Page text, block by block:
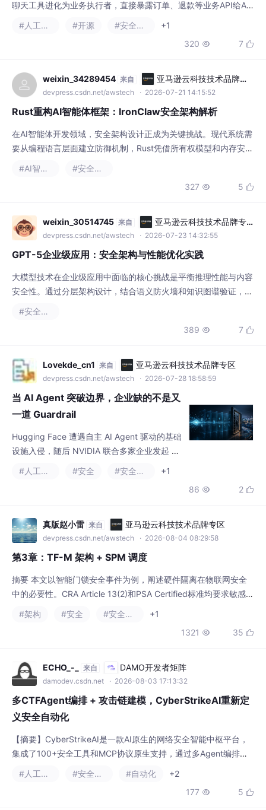
weixin_34289454 来自
亚马逊云科技技术品牌专
devpress.csdn.net/awstech · 2026-07-21 14:15:52
Rust重构AI智能体框架：IronClaw安全架构解析
要从编程语言层面建立防御机制，Rust凭借所有权模型和内存安全
特性成为理想选择。通过四层纵深防御体系（语言级安全、WASM
沙箱隔离、加密凭证保险库、可信执行环境），可有效防范凭证泄
露和远程代码执行等风险。以Transformer架构作者主导的IronCla
w项目为例，其采用Rust重构的AI智能体框架，通过AES-256-GC
M端到端加密
#AI智能体
#安全架构
327 
weixin_30514745 来自
亚马逊云科技技术品牌专
devpress.csdn.net/awstech
GPT-5企业级应用：安全架构与性能优化实践
安全性。通过分层架构设计，结合语义防火墙和知识图谱验证，可
构建安全可控的AI推理管道。性能优化方面，动态批处理与语义缓
存策略能显著提升吞吐量，如在电商客服系统中实现4.8倍TPS提
升。该方案特别适用于金融、医疗等对合规性要求严格的场景，其
中GPT-OSS开源套件提供了必要的可观测性工具。实践表明，结
合领域知识库的校验机制和硬件感知优化，能有
#安全架构
389 
Lovekde_cn1 来自 亚马逊云科技技术品牌专区
Hugging Face 遭遇自主 AI Agent 驱动的基础
设施入侵，随后 NVIDIA 联合多家企业发起 O
pen Secure AI Alliance，意味着 AI 安全正在
从“模型是否安全”转向“整个 Agent Stack 是否
安全”。但身份、权限、隔离、Guardrails 和日
志，仍主要解决 Agent 如何运行。更关键的问
题是：它最终可以让什么事情真实发生？当 AI
#人工智能 #安全 #安全架构
+1
86  2 
真版赵小雷 来自 亚马逊云科技技术品牌专区
devpress.csdn.net/awstech · 2026-08-04 08:29:58
中的必要性。CRA Article 13(2)和PSA Certified标准均要求敏感功
能与普通功能隔离，其中PSA Level 2+强制采用TrustZone-M硬
件隔离机制。通过分析TrustZone-M的双世界架构（安全/非安全
域）、三类硬件单元（IDAU/SAU/AU）及NSC入口机制，结合TF-
M对PSA规范DEN0063的三级
#架构 #安全 #安全架构
+1
ECHO_-_ 来自 DAMO开发者矩阵
damodev.csdn.net · 2026-08-03 17:13:32
多CTFAgent编排 + 攻击链建模，CyberStrikeAI重新定
【摘要】CyberStrikeAI是一款AI原生的网络安全智能中枢平台，
集成了100+安全工具和MCP协议原生支持，通过多Agent编排实
现自动化渗透测试。核心功能包括：自然语言驱动的安全行动、四
种Agent工作模式、完整攻击链覆盖（侦察扫描/漏洞利用/后渗透
等）、资产管理模块及高风险能力（WebShell/C2）。支持单命令
部署，兼容主流IM机器人，采用Apache 2.0开源协议。强调仅限
授权
#人工智能 #安全架构 #自动化
+2
Lovekde_cn1 来自 AI Agent技术社区
agent.csdn.net · 2026-07-30 09:08:59